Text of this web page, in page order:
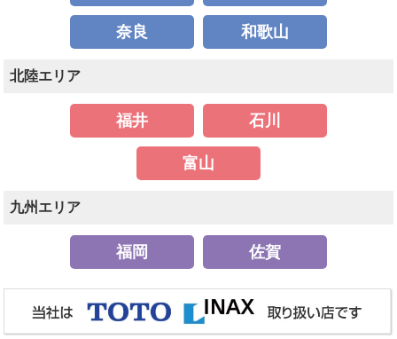
奈良 和歌山
北陸エリア
福井 石川
富山
九州エリア
福岡 佐賀